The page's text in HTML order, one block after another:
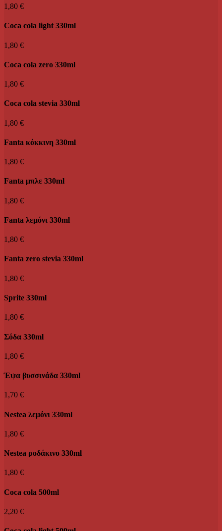
1,80 €
Coca cola light 330ml
1,80 €
Coca cola zero 330ml
1,80 €
Coca cola stevia 330ml
1,80 €
Fanta κόκκινη 330ml
1,80 €
Fanta μπλε 330ml
1,80 €
Fanta λεμόνι 330ml
1,80 €
Fanta zero stevia 330ml
1,80 €
Sprite 330ml
1,80 €
Σόδα 330ml
1,80 €
Έψα βυσσινάδα 330ml
1,70 €
Nestea λεμόνι 330ml
1,80 €
Nestea ροδάκινο 330ml
1,80 €
Coca cola 500ml
2,20 €